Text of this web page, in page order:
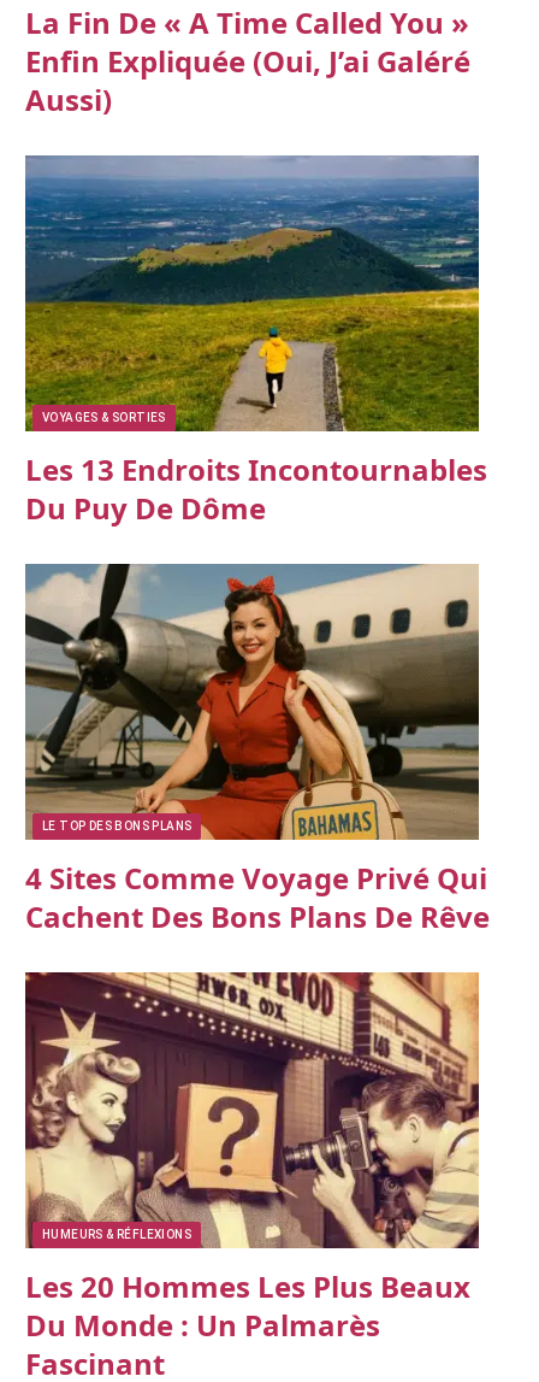
La Fin De « A Time Called You »
Enfin Expliquée (oui, J’ai Galéré
Aussi)
VOYAGES & SORTIES
Les 13 Endroits Incontournables
Du Puy De Dôme
LE TOP DES BONS PLANS
4 Sites Comme Voyage Privé Qui
Cachent Des Bons Plans De Rêve
HUMEURS & RÉFLEXIONS
Les 20 Hommes Les Plus Beaux
Du Monde : Un Palmarès
Fascinant